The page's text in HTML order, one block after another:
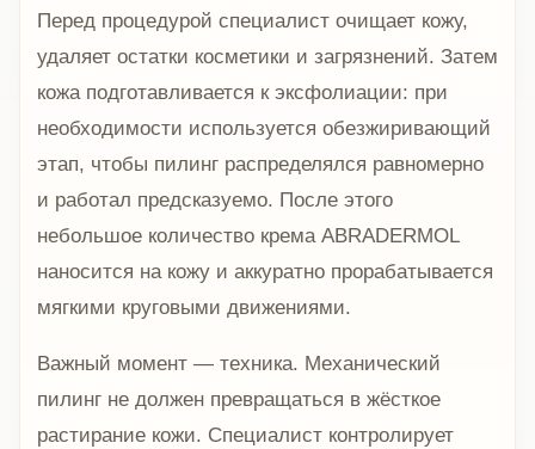
Перед процедурой специалист очищает кожу,
удаляет остатки косметики и загрязнений. Затем
кожа подготавливается к эксфолиации: при
необходимости используется обезжиривающий
этап, чтобы пилинг распределялся равномерно
и работал предсказуемо. После этого
небольшое количество крема ABRADERMOL
наносится на кожу и аккуратно прорабатывается
мягкими круговыми движениями.
Важный момент — техника. Механический
пилинг не должен превращаться в жёсткое
растирание кожи. Специалист контролирует